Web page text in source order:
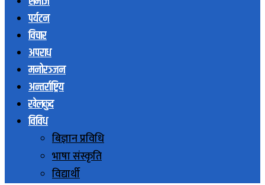
पर्यटन
विचार
अपराध
मनोरञ्जन
अन्तर्राष्ट्रिय
खेलकुद
विविध
बिज्ञान प्रविधि
भाषा संस्कृति
विद्यार्थी